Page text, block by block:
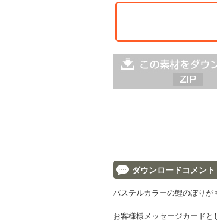
ダウンロードコメント
パステルカラーの鯉のぼりが
お客様様メッセージカードと